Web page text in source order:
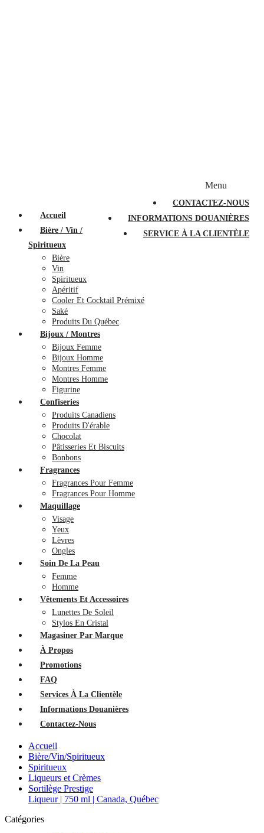
CONTACTEZ-NOUS
INFORMATIONS DOUANIÈRES
SERVICE À LA CLIENTÈLE
Menu
Accueil
Bière / Vin /
Spiritueux
Bière
Vin
Spiritueux
Apéritif
Cooler Et Cocktail Prémixé
Saké
Produits Du Québec
Bijoux / Montres
Bijoux Femme
Bijoux Homme
Montres Femme
Montres Homme
Figurine
Confiseries
Produits Canadiens
Produits D'érable
Chocolat
Pâtisseries Et Biscuits
Bonbons
Fragrances
Fragrances Pour Femme
Fragrances Pour Homme
Maquillage
Visage
Yeux
Lèvres
Ongles
Soin De La Peau
Femme
Homme
Vêtements Et Accessoires
Lunettes De Soleil
Stylos En Cristal
Magasiner Par Marque
À Propos
Promotions
FAQ
Services À La Clientèle
Informations Douanières
Contactez-Nous
Accueil
Bière/Vin/Spiritueux
Spiritueux
Liqueurs et Crèmes
Sortilège Prestige
Liqueur | 750 ml | Canada, Québec
Catégories